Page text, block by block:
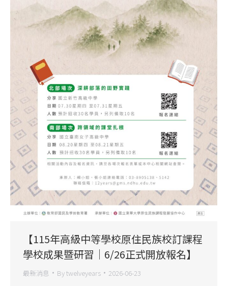
【115年高級中等學校原住民族校訂課程
學校成果暨研習｜6/26正式開放報名】
最新消息 Bytwelveyears 2026-06-23